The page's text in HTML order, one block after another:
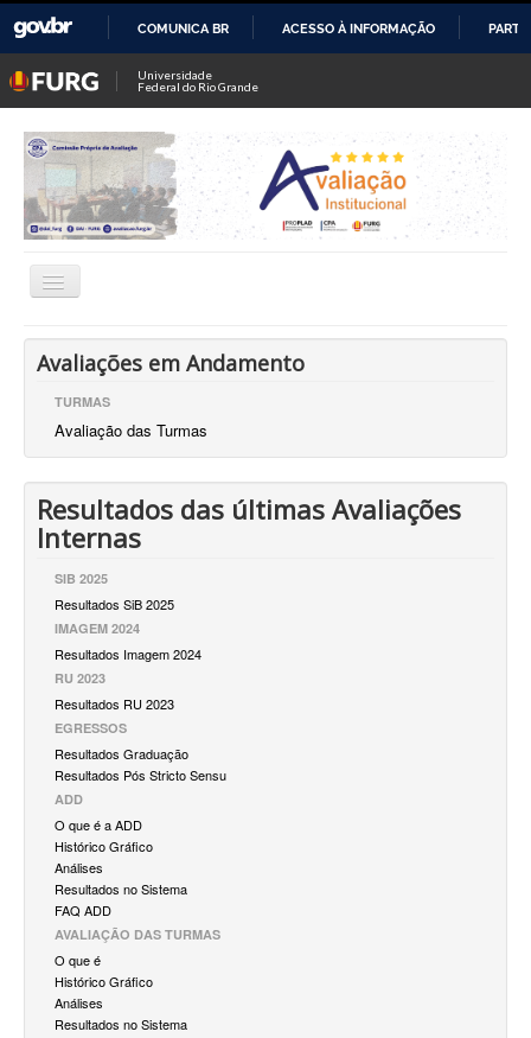
O
CONTEÚDO
COMUNICA BR ACESSO À INFORMAÇÃO
Universidade
Federal do Rio Grande
Alternar
Comissão Própria de Avaliação (CPA)
Dir. de Avaliação Institucional (DAI)
Coord. de Avaliação Institucional
CIAPs
Avaliações em Andamento
TURMAS
Avaliação das Turmas
Resultados das últimas Avaliações
Internas
SIB 2025
Resultados SiB 2025
IMAGEM 2024
Resultados Imagem 2024
RU 2023
Resultados RU 2023
EGRESSOS
Resultados Graduação
Resultados Pós Stricto Sensu
ADD
O que é a ADD
Histórico Gráfico
Análises
Resultados no Sistema
FAQ ADD
AVALIAÇÃO DAS TURMAS
O que é
Histórico Gráfico
Análises
Resultados no Sistema